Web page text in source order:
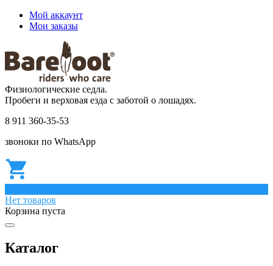
Мой аккаунт
Мои заказы
Физиологические седла.
Пробеги и верховая езда с заботой о лошадях.
8 911 360-35-53
звоноки по WhatsApp
Нет товаров
Корзина пуста
Каталог